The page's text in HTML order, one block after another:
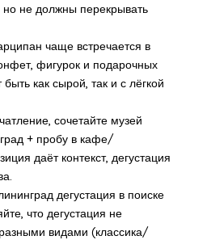
но не должны перекрывать
чаще встречается в
фигурок и подарочных
как сырой, так и с лёгкой
сочетайте музей
+ пробу в кафе/
даёт контекст, дегустация
дегустация в поиске
что дегустация не
видами (классика/